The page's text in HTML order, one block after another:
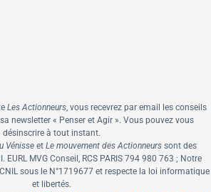
Les Actionneurs , vous recevrez par email les conseils
newsletter « Penser et Agir ». Vous pouvez vous
désinscrire à tout instant.
Vénisse et Le mouvement des Actionneurs sont des
EURL MVG Conseil, RCS PARIS 794 980 763 ; Notre
sous le N°1719677 et respecte la loi informatique
et libertés.